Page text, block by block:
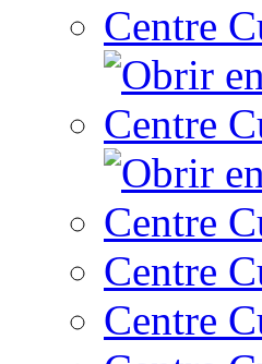
Centre
Centre
Centre
Centre
Centre